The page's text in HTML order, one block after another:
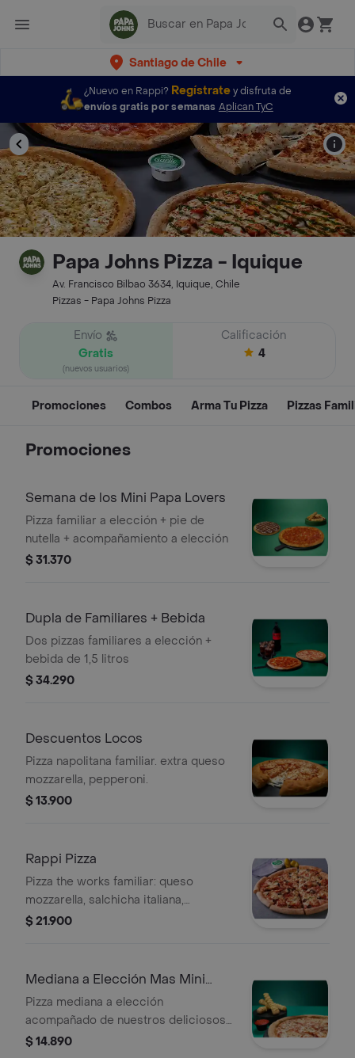
Santiago de Chile
¿Nuevo en Rappi? Regístratey disfruta de
envíos gratis por semanas Aplican TyC
Papa Johns Pizza - Iquique
Av. Francisco Bilbao 3634, Iquique, Chile
Pizzas - Papa Johns Pizza
Envío
Gratis
(nuevos usuarios)
Calificación
4
Promociones Combos Arma Tu Pizza Pizzas
Promociones
Semana de los Mini Papa Lovers
Pizza familiar a elección + pie de
nutella + acompañamiento a elección
$ 31.370
Dupla de Familiares + Bebida
Dos pizzas familiares a elección +
bebida de 1,5 litros
$ 34.290
Descuentos Locos
Pizza napolitana familiar. extra queso
mozzarella, pepperoni.
$ 13.900
Rappi Pizza
Pizza the works familiar: queso
mozzarella, salchicha italiana,
pepperoni, jamón, cebolla, pimiento
$ 21.900
Mediana a Elección Mas Mini
Palitos
Pizza mediana a elección
acompañado de nuestros deliciosos
mini palitos
$ 14.890